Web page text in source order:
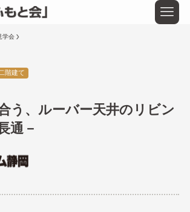
学会
階建て
う、ルーバー天井のリビン
通－